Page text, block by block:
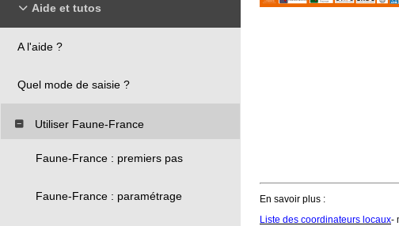
Aide et tutos
A l'aide ?
Quel mode de saisie ?
Utiliser Faune-France
Faune-France : premiers pas
Faune-France : paramétrage
En savoir plus :
Liste des coordinateurs locaux-